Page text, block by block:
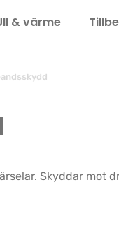
& värme
Skyddar mot